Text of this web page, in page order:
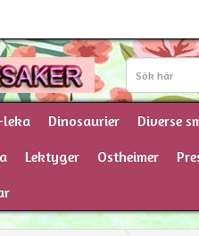
Dinosaurier Diverse
Lektyger Ostheimer